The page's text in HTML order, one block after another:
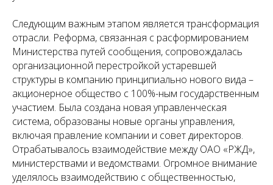
Следующим важным этапом является трансформация
отрасли. Реформа, связанная с расформированием
Министерства путей сообщения, сопровождалась
организационной перестройкой устаревшей
структуры в компанию принципиально нового вида –
акционерное общество с 100%-ным государственным
участием. Была создана новая управленческая
система, образованы новые органы управления,
включая правление компании и совет директоров.
Отрабатывалось взаимодействие между ОАО «РЖД»,
министерствами и ведомствами. Огромное внимание
уделялось взаимодействию с общественностью,